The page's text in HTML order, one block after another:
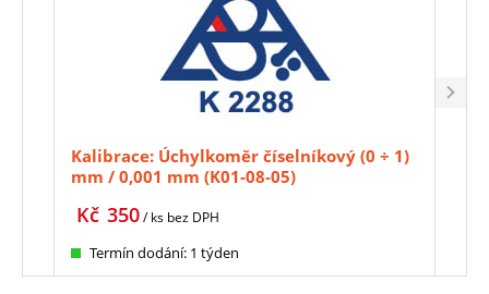
Kalibrace: Úchylkoměr číselníkový (0 ÷ 1)
mm / 0,001 mm (K01-08-05)
350
Kč / ks bez DPH
Termín dodání: 1 týden